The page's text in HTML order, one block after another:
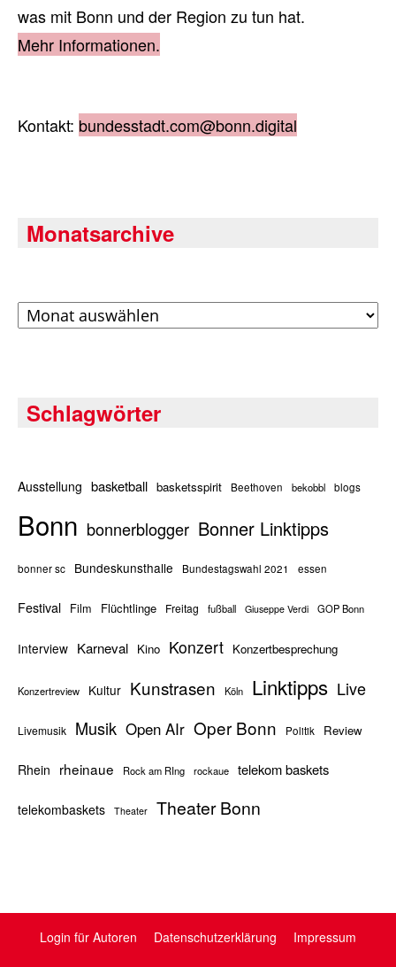
was mit Bonn und der Region zu tun hat.
Mehr Informationen.
Kontakt: bundesstadt.com@bonn.digital
Monatsarchive
Archiv
Schlagwörter
Ausstellung basketball basketsspirit Beethoven bekobbl blogs
Bonn bonnerblogger Bonner Linktipps
bonner sc Bundeskunsthalle Bundestagswahl 2021 essen
Festival Film Flüchtlinge Freitag fußball Giuseppe Verdi GOP Bonn
Interview Karneval Kino Konzert Konzertbesprechung
Konzertreview Kultur Kunstrasen Köln Linktipps Live
Livemusik Musik Open AIr Oper Bonn Politik Review
Rhein rheinaue Rock am RIng rockaue telekom baskets
telekombaskets Theater Theater Bonn
Login für Autoren Datenschutzerklärung Impressum